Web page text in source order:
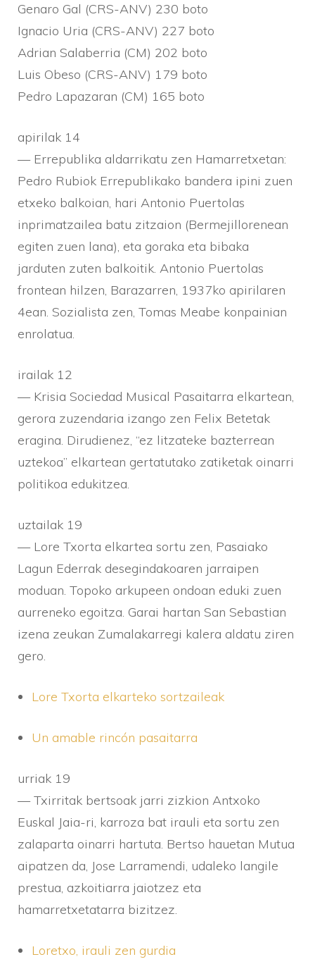
Genaro Gal (CRS-ANV) 230 boto
Ignacio Uria (CRS-ANV) 227 boto
Adrian Salaberria (CM) 202 boto
Luis Obeso (CRS-ANV) 179 boto
Pedro Lapazaran (CM) 165 boto
apirilak 14
— Errepublika aldarrikatu zen Hamarretxetan:
Pedro Rubiok Errepublikako bandera ipini zuen
etxeko balkoian, hari Antonio Puertolas
inprimatzailea batu zitzaion (Bermejillorenean
egiten zuen lana), eta goraka eta bibaka
jarduten zuten balkoitik. Antonio Puertolas
frontean hilzen, Barazarren, 1937ko apirilaren
4ean. Sozialista zen, Tomas Meabe konpainian
enrolatua.
irailak 12
— Krisia Sociedad Musical Pasaitarra elkartean,
gerora zuzendaria izango zen Felix Betetak
eragina. Dirudienez, “ez litzateke bazterrean
uztekoa” elkartean gertatutako zatiketak oinarri
politikoa edukitzea.
uztailak 19
— Lore Txorta elkartea sortu zen, Pasaiako
Lagun Ederrak desegindakoaren jarraipen
moduan. Topoko arkupeen ondoan eduki zuen
aurreneko egoitza. Garai hartan San Sebastian
izena zeukan Zumalakarregi kalera aldatu ziren
gero.
Lore Txorta elkarteko sortzaileak
Un amable rincón pasaitarra
urriak 19
— Txirritak bertsoak jarri zizkion Antxoko
Euskal Jaia-ri, karroza bat irauli eta sortu zen
zalaparta oinarri hartuta. Bertso hauetan Mutua
aipatzen da, Jose Larramendi, udaleko langile
prestua, azkoitiarra jaiotzez eta
hamarretxetatarra bizitzez.
Loretxo, irauli zen gurdia